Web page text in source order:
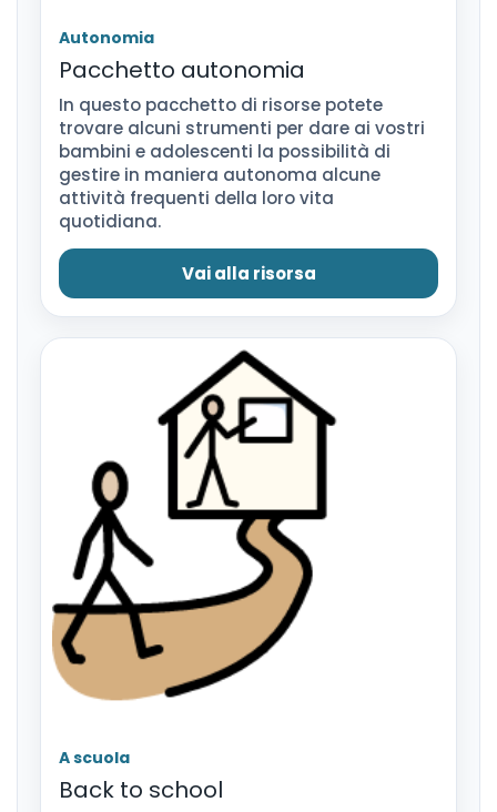
Autonomia
Pacchetto autonomia
In questo pacchetto di risorse potete
trovare alcuni strumenti per dare ai vostri
bambini e adolescenti la possibilità di
gestire in maniera autonoma alcune
attività frequenti della loro vita
quotidiana.
Vai alla risorsa
A scuola
Back to school